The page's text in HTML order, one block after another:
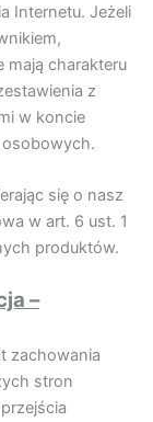
Internetu. Jeżeli
mają charakteru
z
w koncie
się o nasz
w art. 6 ust. 1
produktów.
–
zachowania
stron